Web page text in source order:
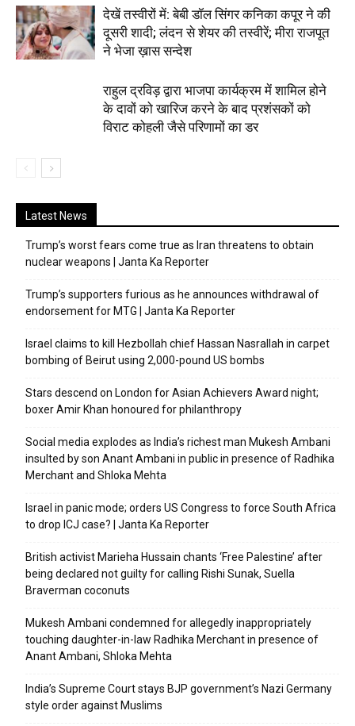
देखें तस्वीरों में: बेबी डॉल सिंगर कनिका कपूर ने की
दूसरी शादी; लंदन से शेयर की तस्वीरें; मीरा राजपूत
ने भेजा ख़ास सन्देश
राहुल द्रविड़ द्वारा भाजपा कार्यक्रम में शामिल होने
के दावों को खारिज करने के बाद प्रशंसकों को
विराट कोहली जैसे परिणामों का डर
Latest News
Trump’s worst fears come true as Iran threatens to obtain
nuclear weapons | Janta Ka Reporter
Trump’s supporters furious as he announces withdrawal of
endorsement for MTG | Janta Ka Reporter
Israel claims to kill Hezbollah chief Hassan Nasrallah in carpet
bombing of Beirut using 2,000-pound US bombs
Stars descend on London for Asian Achievers Award night;
boxer Amir Khan honoured for philanthropy
Social media explodes as India’s richest man Mukesh Ambani
insulted by son Anant Ambani in public in presence of Radhika
Merchant and Shloka Mehta
Israel in panic mode; orders US Congress to force South Africa
to drop ICJ case? | Janta Ka Reporter
British activist Marieha Hussain chants ‘Free Palestine’ after
being declared not guilty for calling Rishi Sunak, Suella
Braverman coconuts
Mukesh Ambani condemned for allegedly inappropriately
touching daughter-in-law Radhika Merchant in presence of
Anant Ambani, Shloka Mehta
India’s Supreme Court stays BJP government’s Nazi Germany
style order against Muslims